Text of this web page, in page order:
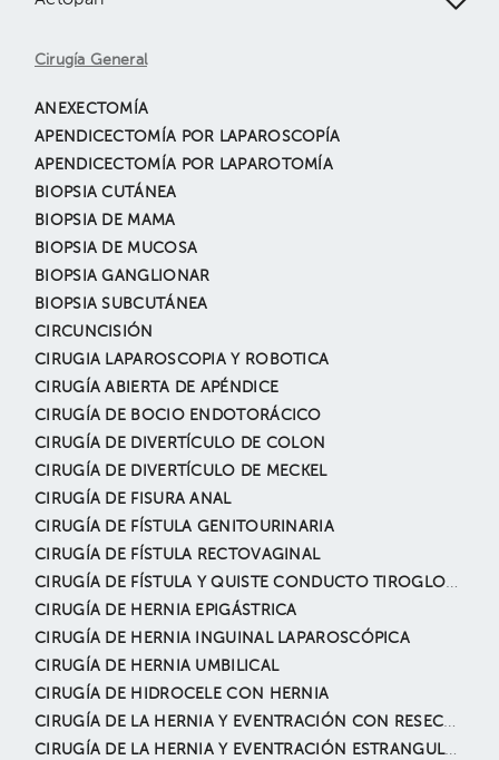
Cirugía General
ANEXECTOMÍA
APENDICECTOMÍA POR LAPAROSCOPÍA
APENDICECTOMÍA POR LAPAROTOMÍA
BIOPSIA CUTÁNEA
BIOPSIA DE MAMA
BIOPSIA DE MUCOSA
BIOPSIA GANGLIONAR
BIOPSIA SUBCUTÁNEA
CIRCUNCISIÓN
CIRUGIA LAPAROSCOPIA Y ROBOTICA
CIRUGÍA ABIERTA DE APÉNDICE
CIRUGÍA DE BOCIO ENDOTORÁCICO
CIRUGÍA DE DIVERTÍCULO DE COLON
CIRUGÍA DE DIVERTÍCULO DE MECKEL
CIRUGÍA DE FISURA ANAL
CIRUGÍA DE FÍSTULA GENITOURINARIA
CIRUGÍA DE FÍSTULA RECTOVAGINAL
CIRUGÍA DE FÍSTULA Y QUISTE CONDUCTO TIROGLOSO
CIRUGÍA DE HERNIA EPIGÁSTRICA
CIRUGÍA DE HERNIA INGUINAL LAPAROSCÓPICA
CIRUGÍA DE HERNIA UMBILICAL
CIRUGÍA DE HIDROCELE CON HERNIA
CIRUGÍA DE LA HERNIA Y EVENTRACIÓN CON RESECCIÓN INTESTINAL
CIRUGÍA DE LA HERNIA Y EVENTRACIÓN ESTRANGULADA